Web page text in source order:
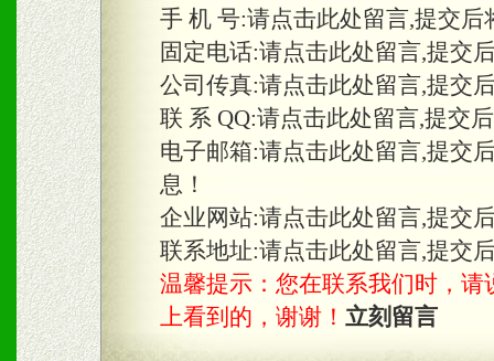
三、物料及媒体
1、免费提供体验及宣传彩
2、不定期在各大知名网站
知名度和影响力。
3、根据地方实际情况提供
具。
手 机 号:请点击此处留言,提交
固定电话:请点击此处留言,提交
公司传真:请点击此处留言,提交
联 系 QQ:请点击此处留言,提交
电子邮箱:请点击此处留言,提交
息！
企业网站:请点击此处留言,提交
联系地址:请点击此处留言,提交
温馨提示：您在联系我们时，请
上看到的，谢谢！ 立刻留言